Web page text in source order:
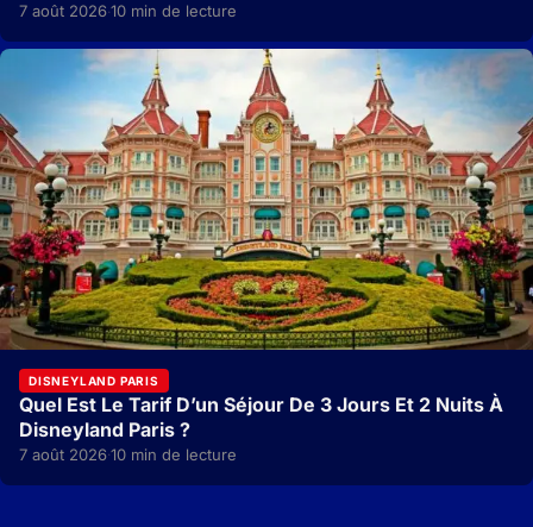
7 août 2026·10 min de lecture
DISNEYLAND PARIS
Quel Est Le Tarif D’un Séjour De 3 Jours Et 2 Nuits À
Disneyland Paris ?
7 août 2026·10 min de lecture